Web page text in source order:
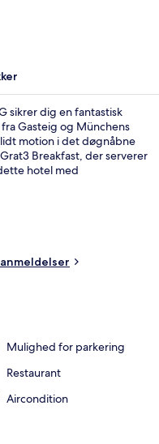
sikrer dig en fantastisk
Gasteig og Münchens
motion i det døgnåbne
Breakfast, der serverer
hotel med
får rigtig gode
ligger kun en kort
Station ligger 4 minutter
5 minutter derfra.
Mulighed for parkering
Restaurant
Aircondition